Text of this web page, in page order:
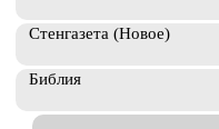
Стенгазета (Новое)
Библия